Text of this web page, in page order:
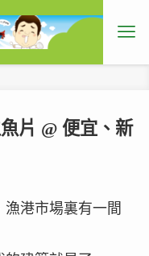
片 @ 便宜、新
港市場裏有一間